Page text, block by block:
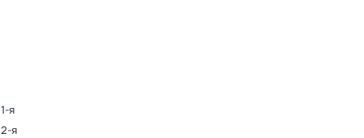
я
я